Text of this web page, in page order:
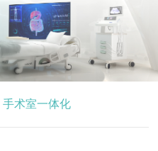
手术室一体化